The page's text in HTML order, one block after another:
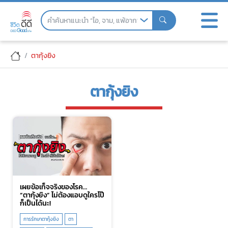
Skip
ตากุ้งยิง
ตากุ้งยิง
เผยข้อเท็จจริงของโรค…
“ตากุ้งยิง” ไม่ต้องแอบดูใครโป๊
ก็เป็นได้นะ!
การรักษาตากุ้งยิง
ตา